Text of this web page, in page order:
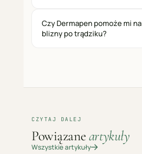
Czy Dermapen pomoże mi na
blizny po trądziku?
CZYTAJ DALEJ
Powiązane artykuły
Wszystkie artykuły